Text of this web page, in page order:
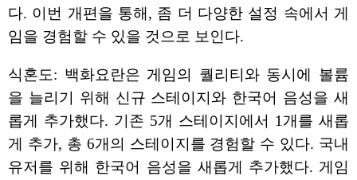
다. 이번 개편을 통해, 좀 더 다양한 설정 속에서 게
임을 경험할 수 있을 것으로 보인다.
식혼도: 백화요란은 게임의 퀄리티와 동시에 볼륨
을 늘리기 위해 신규 스테이지와 한국어 음성을 새
롭게 추가했다. 기존 5개 스테이지에서 1개를 새롭
게 추가, 총 6개의 스테이지를 경험할 수 있다. 국내
유저를 위해 한국어 음성을 새롭게 추가했다. 게임